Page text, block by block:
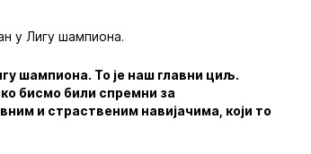
у Лигу шампиона.
шампиона. То је наш главни циљ.
бисмо били спремни за
и страственим навијачима, који то